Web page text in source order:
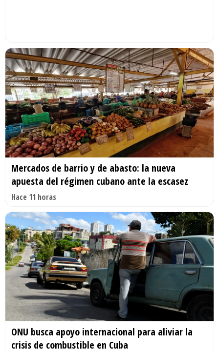
Mercados de barrio y de abasto: la nueva
apuesta del régimen cubano ante la escasez
Hace 11 horas
ONU busca apoyo internacional para aliviar la
crisis de combustible en Cuba